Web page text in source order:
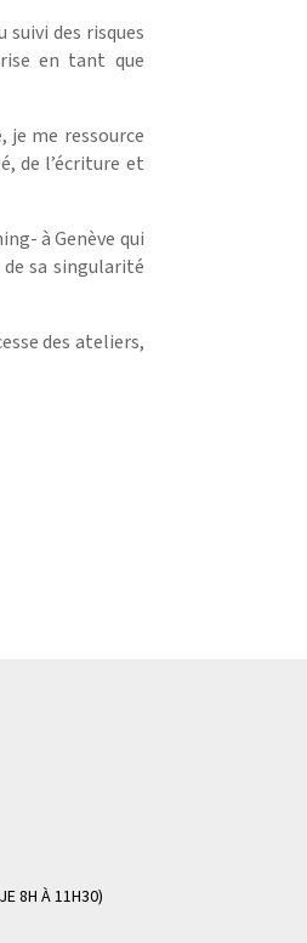
des risques
en tant que
je me ressource
de l’écriture et
à Genève qui
sa singularité
des ateliers,
8H À 11H30)